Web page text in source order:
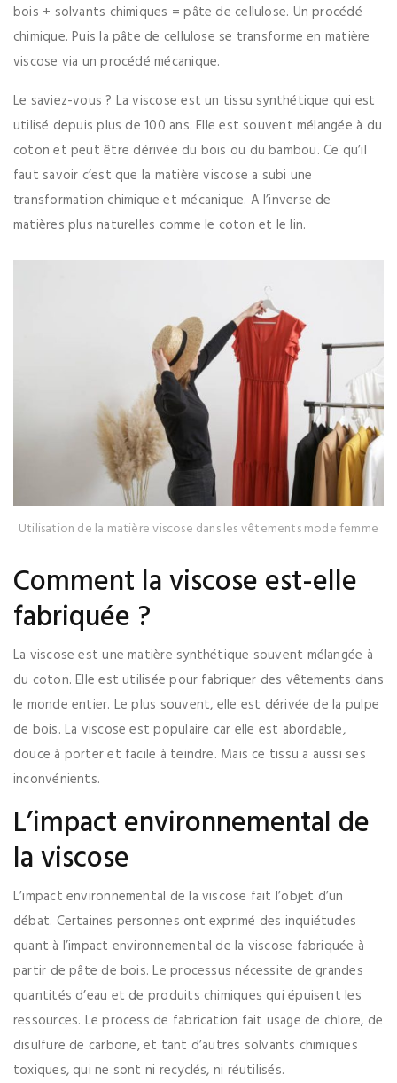
bois + solvants chimiques = pâte de cellulose. Un procédé
chimique. Puis la pâte de cellulose se transforme en matière
viscose via un procédé mécanique.
Le saviez-vous ? La viscose est un tissu synthétique qui est
utilisé depuis plus de 100 ans. Elle est souvent mélangée à du
coton et peut être dérivée du bois ou du bambou. Ce qu’il
faut savoir c’est que la matière viscose a subi une
transformation chimique et mécanique. A l’inverse de
matières plus naturelles comme le coton et le lin.
Utilisation de la matière viscose dans les vêtements mode femme
Comment la viscose est-elle
fabriquée ?
La viscose est une matière synthétique souvent mélangée à
du coton. Elle est utilisée pour fabriquer des vêtements dans
le monde entier. Le plus souvent, elle est dérivée de la pulpe
de bois. La viscose est populaire car elle est abordable,
douce à porter et facile à teindre. Mais ce tissu a aussi ses
inconvénients.
L’impact environnemental de
la viscose
L’impact environnemental de la viscose fait l’objet d’un
débat. Certaines personnes ont exprimé des inquiétudes
quant à l’impact environnemental de la viscose fabriquée à
partir de pâte de bois. Le processus nécessite de grandes
quantités d’eau et de produits chimiques qui épuisent les
ressources. Le process de fabrication fait usage de chlore, de
disulfure de carbone, et tant d’autres solvants chimiques
toxiques, qui ne sont ni recyclés, ni réutilisés.